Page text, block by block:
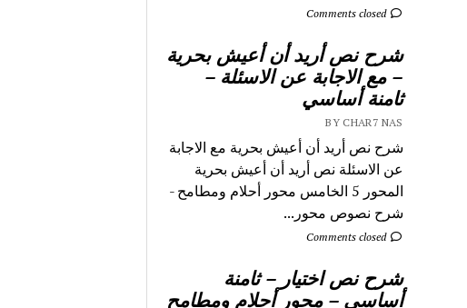
Comments closed
شرح نص أريد أن أعيش بحرية
– مع الاجابة عن الاسئلة –
ثامنة أساسي
BY CHAR7 NAS
شرح نص أريد أن أعيش بحرية مع الاجابة
عن الاسئلة نص أريد أن أعيش بحرية
المحور 5 الخامس محور أحلام ومطامح -
شرح نصوص محور...
Comments closed
شرح نص اختيار – ثامنة
أساسي – محور أحلام ومطامح